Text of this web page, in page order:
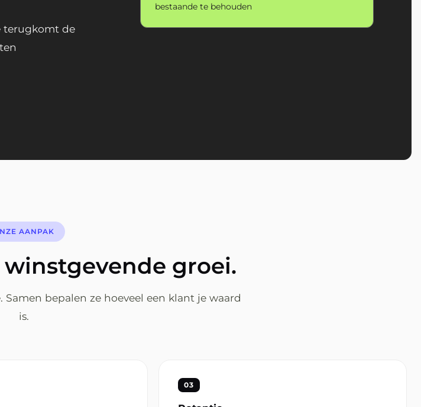
terugkomt de
bestaande te behouden
AANPAK
groei.
bepalen ze hoeveel een klant je waard
is.
03